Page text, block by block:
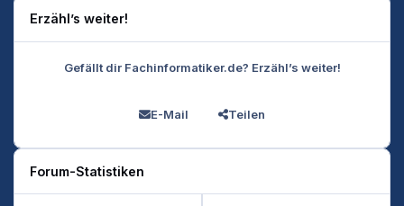
Erzähl’s weiter!
Gefällt dir Fachinformatiker.de? Erzähl’s weiter!
E-Mail Teilen
Forum-Statistiken